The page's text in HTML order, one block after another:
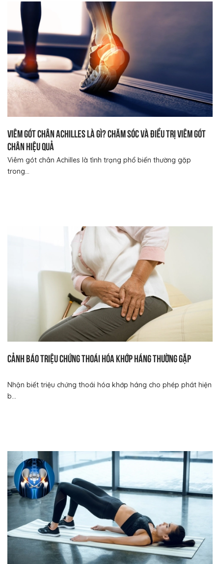
Viêm gót chân Achilles là gì? Chăm sóc và điều trị viêm gót
chân hiệu quả
Viêm gót chân Achilles là tình trạng phổ biến thường gặp
trong...
Cảnh báo triệu chứng thoái hóa khớp háng thường gặp
Nhận biết triệu chứng thoái hóa khớp háng cho phép phát hiện
b...